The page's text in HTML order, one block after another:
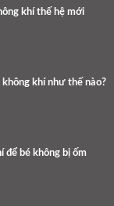
khí thế hệ mới
không khí như thế nào?
để bé không bị ốm